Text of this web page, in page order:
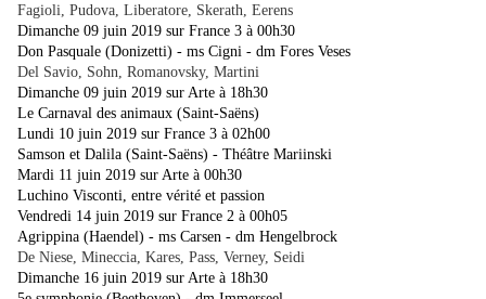
Fagioli, Pudova, Liberatore, Skerath, Eerens
Dimanche 09 juin 2019 sur France 3 à 00h30
Don Pasquale (Donizetti) - ms Cigni - dm Fores Veses
Del Savio, Sohn, Romanovsky, Martini
Dimanche 09 juin 2019 sur Arte à 18h30
Le Carnaval des animaux (Saint-Saëns)
Lundi 10 juin 2019 sur France 3 à 02h00
Samson et Dalila (Saint-Saëns) - Théâtre Mariinski
Mardi 11 juin 2019 sur Arte à 00h30
Luchino Visconti, entre vérité et passion
Vendredi 14 juin 2019 sur France 2 à 00h05
Agrippina (Haendel) - ms Carsen - dm Hengelbrock
De Niese, Mineccia, Kares, Pass, Verney, Seidi
Dimanche 16 juin 2019 sur Arte à 18h30